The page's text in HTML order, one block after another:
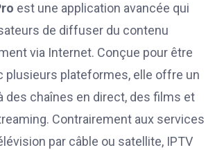
est une application avancée qui
de diffuser du contenu
via Internet. Conçue pour être
plusieurs plateformes, elle offre un
des chaînes en direct, des films et
Contrairement aux services
par câble ou satellite, IPTV